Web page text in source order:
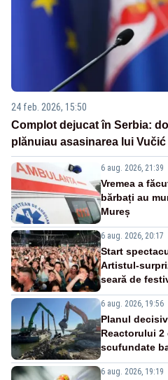
24 feb. 2026, 15:50
Complot dejucat în Serbia:
plănuiau asasinarea lui Vučić
6 aug. 2026, 21:39
Vremea a
bărbați au
Mureș
6 aug. 2026, 20:17
Start
Artistul-
seară de
6 aug. 2026, 19:56
Planul
Reactorului 2
scufundate
6 aug. 2026, 19:19